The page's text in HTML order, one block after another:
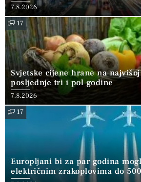
7.8.2026
17
Svjetske cijene hrane na
posljednje tri i pol godine
7.8.2026
17
Europljani bi za par godina
električnim zrakoplovima do